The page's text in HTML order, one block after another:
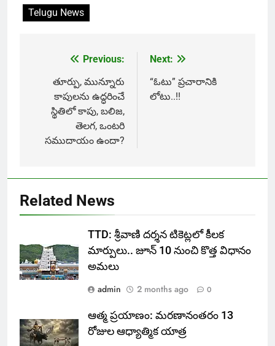
Telugu News
navigation
Previous:
తూర్పు, మున్నూరు
కాపులను ఉద్ధరించే
స్థితిలో కాపు, బలిజ,
తెలగ, ఒంటరి
సముదాయం ఉందా?
Next:
“ఓటు” ప్రచారానికి
లోటు..!!
Related News
TTD: శ్రీవాణి దర్శన టికెట్లలో కీలక
మార్పులు.. జూన్ 10 నుంచి కొత్త విధానం
అమలు
admin
2 months ago 0
ఆత్మ ప్రయాణం: మరణానంతరం 13
రోజుల ఆధ్యాత్మిక యాత్ర